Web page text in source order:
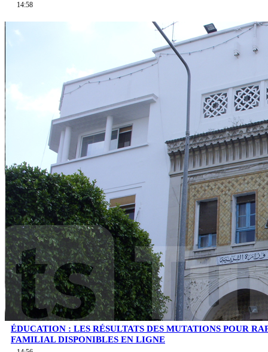
14:58
ÉDUCATION : LES RÉSULTATS DES MUTATIONS POUR
FAMILIAL DISPONIBLES EN LIGNE